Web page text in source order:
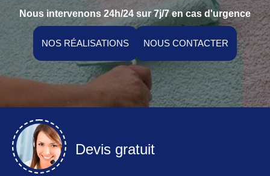
Nous intervenons 24h/24 sur 7j/7 en cas d'urgence
NOS RÉALISATIONS NOUS CONTACTER
Devis gratuit